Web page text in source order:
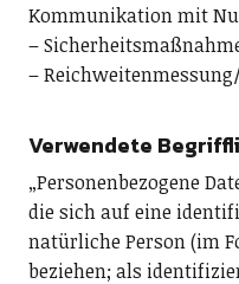
Kommunikation mit
–
–
Verwendete
„Personenbezogene
die sich auf eine
natürliche Person (im
beziehen; als